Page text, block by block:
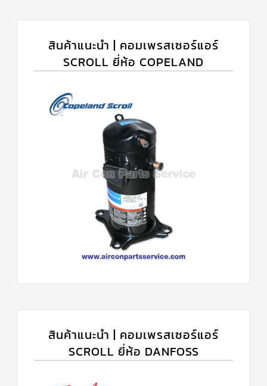
สินค้าแนะนำ | คอมเพรสเซอร์แอร์
SCROLL ยี่ห้อ COPELAND
สินค้าแนะนำ | คอมเพรสเซอร์แอร์
SCROLL ยี่ห้อ DANFOSS